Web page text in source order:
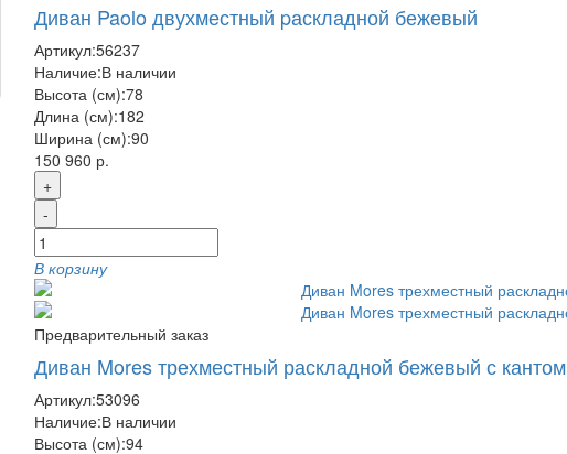
Диван Paolo двухместный pаскладной бежевый
Артикул:56237
Наличие:В наличии
Высота (см):78
Длина (см):182
Ширина (см):90
150 960 р.
+
-
В корзину
Предварительный заказ
Диван Mores трехместный раскладной бежевый с кантом
Артикул:53096
Наличие:В наличии
Высота (см):94